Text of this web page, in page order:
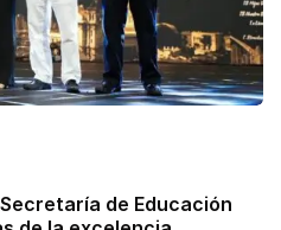
de Educación